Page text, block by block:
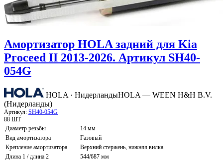
Амортизатор HOLA задний для Kia
Proceed II 2013-2026. Артикул SH40-
054G
HOLA · НидерландыHOLA — WEEN H&H B.V.
(Нидерланды)
Артикул: SH40-054G
88 ШТ
Диаметр резьбы
14 мм
Вид амортизатора
Газовый
Крепление амортизатора
Верхний стержень, нижняя вилка
Длина 1 / длина 2
544/687 мм